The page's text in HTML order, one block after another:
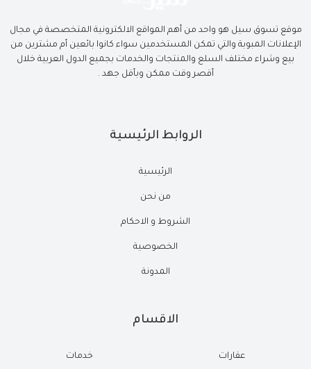
موقع تسوق سيل هو واحد من أهم المواقع الالكترونية المتخصصة في مجال
الإعلانات المبوبة والتي تمكن المستخدمين سواء كانوا بائعين أم مشترين من
بيع وشراء مختلف السلع والمنتجات والخدمات بجميع الدول العربية خلال
أقصر وقت ممكن وبأقل جهد .
الروابط الرئيسية
الرئيسية
من نحن
الشروط و الاحكام
الخصوصية
المدونة
الاقسام
عقارات خدمات